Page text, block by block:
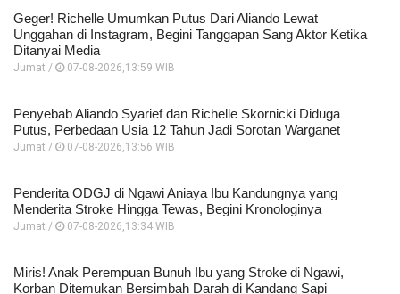
Geger! Richelle Umumkan Putus Dari Aliando Lewat
Unggahan di Instagram, Begini Tanggapan Sang Aktor Ketika
Ditanyai Media
Jumat / 07-08-2026,13:59 WIB
Penyebab Aliando Syarief dan Richelle Skornicki Diduga
Putus, Perbedaan Usia 12 Tahun Jadi Sorotan Warganet
Jumat / 07-08-2026,13:56 WIB
Penderita ODGJ di Ngawi Aniaya Ibu Kandungnya yang
Menderita Stroke Hingga Tewas, Begini Kronologinya
Jumat / 07-08-2026,13:34 WIB
Miris! Anak Perempuan Bunuh Ibu yang Stroke di Ngawi,
Korban Ditemukan Bersimbah Darah di Kandang Sapi